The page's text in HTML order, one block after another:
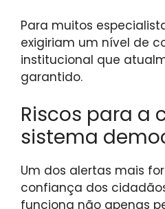
Para muitos
exigiriam um nível de
institucional que
garantido.
Riscos para a
sistema
Um dos alertas mais
confiança dos
funciona não apenas